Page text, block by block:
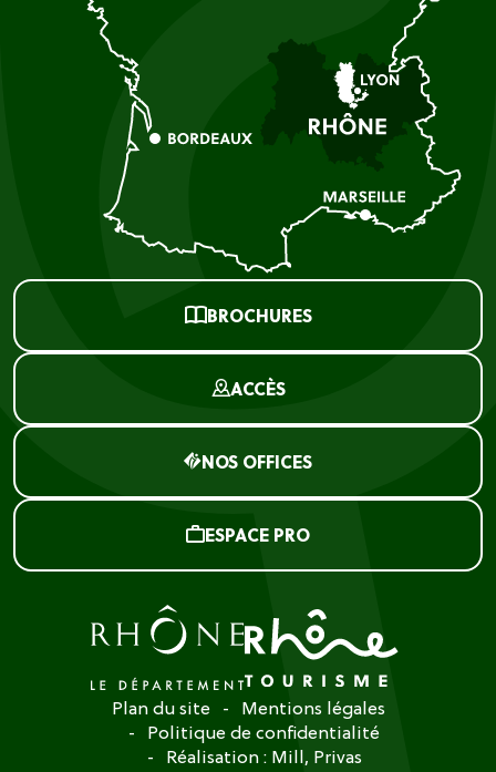
BROCHURES
ACCÈS
NOS OFFICES
ESPACE PRO
Plan du site
Mentions légales
Politique de confidentialité
Réalisation : Mill, Privas